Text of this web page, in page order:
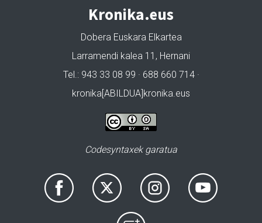
Kronika.eus
Dobera Euskara Elkartea
Larramendi kalea 11, Hernani
Tel.: 943 33 08 99 · 688 660 714 ·
kronika[ABILDUA]kronika.eus
Codesyntaxek garatua